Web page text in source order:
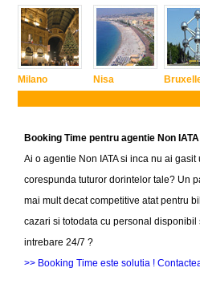
Milano Nisa
Booking Time pentru agentie Non IATA
Ai o agentie Non IATA si inca nu ai
corespunda tuturor dorintelor tale? Un
mai mult decat competitive atat pentru
cazari si totodata cu personal
intrebare 24/7 ?
>> Booking Time este solutia !